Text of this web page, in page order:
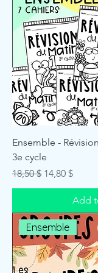
Ensemble -
3e cycle
Regular Price
18,50 $ Sale Price
14,80 $
Add
Ensemble